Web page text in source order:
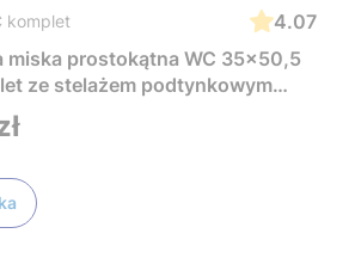
komplet
4.07
miska prostokątna WC 35x50,5
ze stelażem podtynkowym
TeceNow